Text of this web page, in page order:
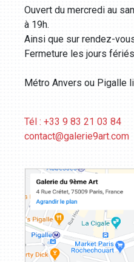
Ouvert du mercredi au
à 19h.
Ainsi que sur rendez-
Fermeture les jours
Métro Anvers ou Pigalle
Tél : +33 9 83 21 03 84
contact@galerie9art.com